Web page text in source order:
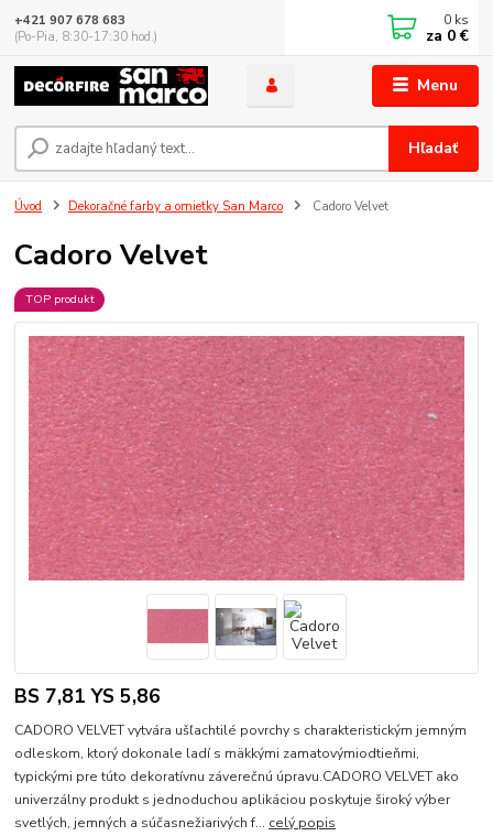
Menu
Hľadať
+421 907 678 683
(Po-Pia, 8:30-17:30 hod.)
0 ks
za 0 €
Úvod Dekoračné farby a omietky San Marco Cadoro Velvet
Cadoro Velvet
TOP produkt
BS 7,81 YS 5,86
CADORO VELVET vytvára ušľachtilé povrchy s charakteristickým jemným
odleskom, ktorý dokonale ladí s mäkkými zamatovýmiodtieňmi,
typickými pre túto dekoratívnu záverečnú úpravu.CADORO VELVET ako
univerzálny produkt s jednoduchou aplikáciou poskytuje široký výber
svetlých, jemných a súčasnežiarivých f... celý popis